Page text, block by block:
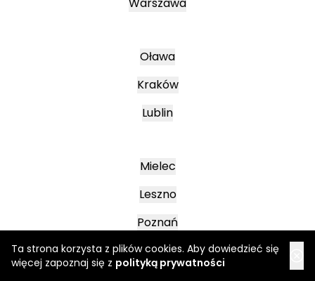
Ta strona korzysta z plików cookies. Aby dowiedzieć się
więcej zapoznaj się z polityką prywatności
Oława
Kraków
Lublin
Mielec
Leszno
Poznań